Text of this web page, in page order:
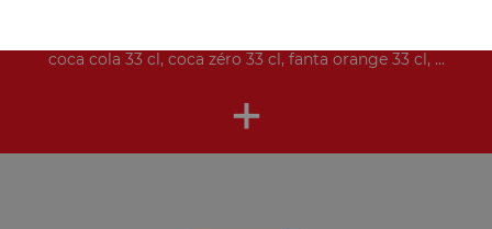
coca cola 33 cl, coca zéro 33 cl, fanta orange 33 cl, ...
+